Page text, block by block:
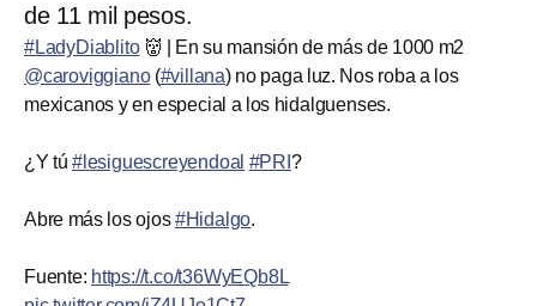
de 11 mil pesos.
#LadyDiablito👹 | En su mansión de más de 1000 m2
@caroviggiano(#villana) no paga luz. Nos roba a los
mexicanos y en especial a los hidalguenses.
¿Y tú #lesiguescreyendoal #PRI ?
Abre más los ojos#Hidalgo.
Fuente: https://t.co/t36WyEQb8L